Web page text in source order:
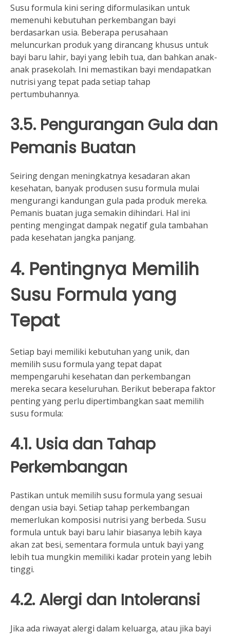
Susu formula kini sering diformulasikan untuk
memenuhi kebutuhan perkembangan bayi
berdasarkan usia. Beberapa perusahaan
meluncurkan produk yang dirancang khusus untuk
bayi baru lahir, bayi yang lebih tua, dan bahkan anak-
anak prasekolah. Ini memastikan bayi mendapatkan
nutrisi yang tepat pada setiap tahap
pertumbuhannya.
3.5. Pengurangan Gula dan
Pemanis Buatan
Seiring dengan meningkatnya kesadaran akan
kesehatan, banyak produsen susu formula mulai
mengurangi kandungan gula pada produk mereka.
Pemanis buatan juga semakin dihindari. Hal ini
penting mengingat dampak negatif gula tambahan
pada kesehatan jangka panjang.
4. Pentingnya Memilih
Susu Formula yang
Tepat
Setiap bayi memiliki kebutuhan yang unik, dan
memilih susu formula yang tepat dapat
mempengaruhi kesehatan dan perkembangan
mereka secara keseluruhan. Berikut beberapa faktor
penting yang perlu dipertimbangkan saat memilih
susu formula:
4.1. Usia dan Tahap
Perkembangan
Pastikan untuk memilih susu formula yang sesuai
dengan usia bayi. Setiap tahap perkembangan
memerlukan komposisi nutrisi yang berbeda. Susu
formula untuk bayi baru lahir biasanya lebih kaya
akan zat besi, sementara formula untuk bayi yang
lebih tua mungkin memiliki kadar protein yang lebih
tinggi.
4.2. Alergi dan Intoleransi
Jika ada riwayat alergi dalam keluarga, atau jika bayi